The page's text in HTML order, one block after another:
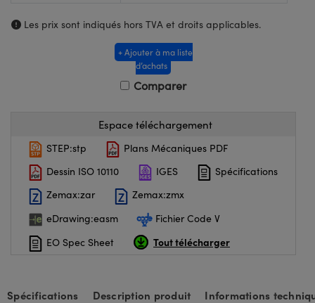
Les prix sont indiqués hors TVA et droits applicables.
+ Ajouter à ma liste
d’achats
Comparer
Espace téléchargement
STEP:stp
Plans Mécaniques PDF
Dessin ISO 10110
IGES
Spécifications
Zemax:zar
Zemax:zmx
eDrawing:easm
Fichier Code V
EO Spec Sheet
Tout télécharger
Spécifications Description produit Informations